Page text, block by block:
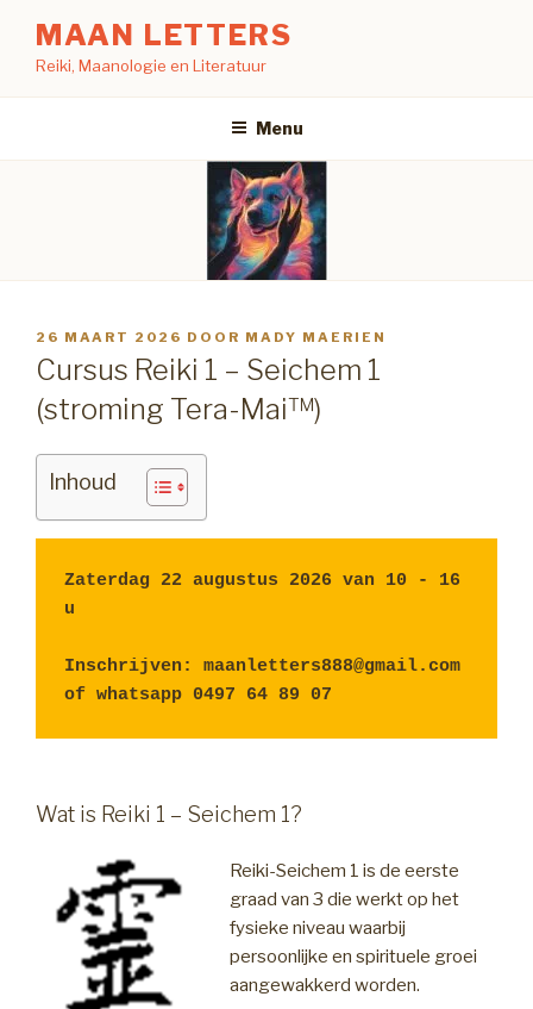
inhoud
springen
MAAN LETTERS
Reiki, Maanologie en Literatuur
Menu
GEPLAATST
OP
26 MAART 2026 DOOR MADY MAERIEN
Cursus Reiki 1 – Seichem 1
(stroming Tera-Mai™)
Inhoud
Zaterdag 22 augustus 2026 van 10 - 16
u
Inschrijven: maanletters888@gmail.com
of whatsapp 0497 64 89 07
Wat is Reiki 1 – Seichem 1?
Reiki-Seichem 1 is de eerste
graad van 3 die werkt op het
fysieke niveau waarbij
persoonlijke en spirituele groei
aangewakkerd worden.